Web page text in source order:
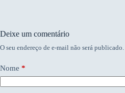
Deixe um comentário
O seu endereço de e-mail não será publicado.
Nome *